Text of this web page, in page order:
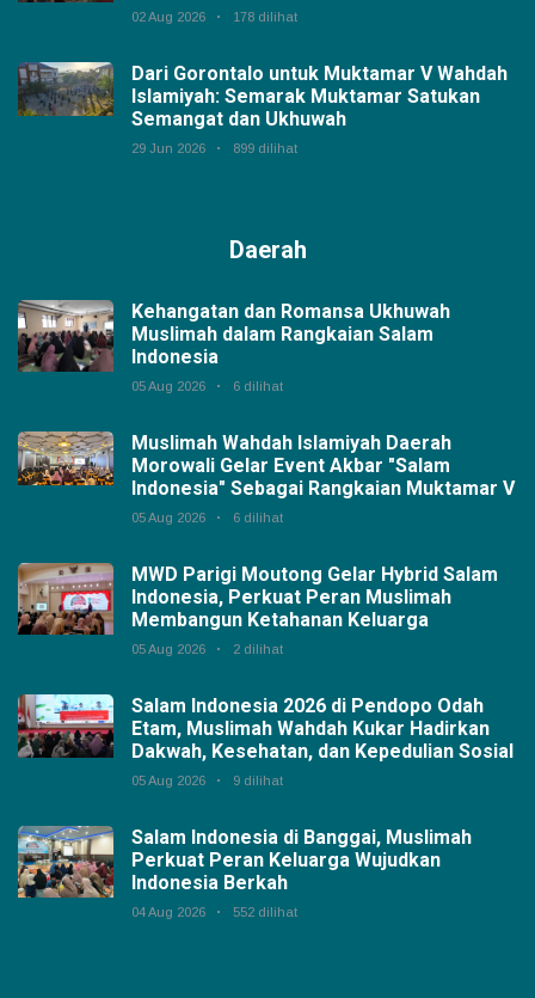
02 Aug 2026 178 dilihat
Dari Gorontalo untuk Muktamar V Wahdah
Islamiyah: Semarak Muktamar Satukan
Semangat dan Ukhuwah
29 Jun 2026 899 dilihat
Daerah
Kehangatan dan Romansa Ukhuwah
Muslimah dalam Rangkaian Salam
Indonesia
05 Aug 2026 6 dilihat
Muslimah Wahdah Islamiyah Daerah
Morowali Gelar Event Akbar "Salam
Indonesia" Sebagai Rangkaian Muktamar V
05 Aug 2026 6 dilihat
MWD Parigi Moutong Gelar Hybrid Salam
Indonesia, Perkuat Peran Muslimah
Membangun Ketahanan Keluarga
05 Aug 2026 2 dilihat
Salam Indonesia 2026 di Pendopo Odah
Etam, Muslimah Wahdah Kukar Hadirkan
Dakwah, Kesehatan, dan Kepedulian Sosial
05 Aug 2026 9 dilihat
Salam Indonesia di Banggai, Muslimah
Perkuat Peran Keluarga Wujudkan
Indonesia Berkah
04 Aug 2026 552 dilihat